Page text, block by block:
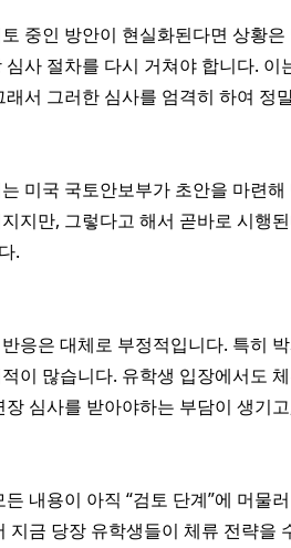
중인 방안이 현실화된다면 상황
심사 절차를 다시 거쳐야 합니다.
래서 그러한 심사를 엄격히 하여 정
미국 국토안보부가 초안을 마련
지만, 그렇다고 해서 곧바로 시행
.
응은 대체로 부정적입니다. 특히
이 많습니다. 유학생 입장에서도
장 심사를 받아야하는 부담이 생기
든 내용이 아직 “검토 단계”에 머물
지금 당장 유학생들이 체류 전략을